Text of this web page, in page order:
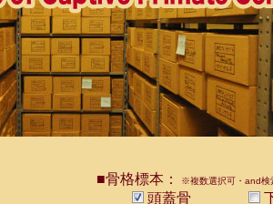
■骨格標本： ※複数選択可・and検
頭蓋骨